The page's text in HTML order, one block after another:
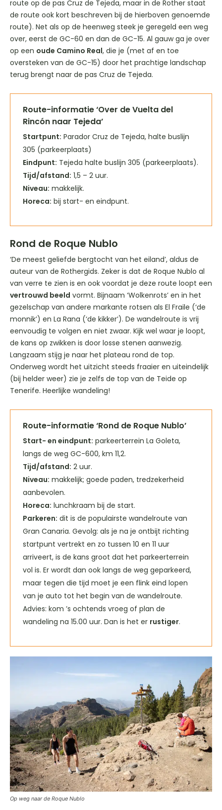
route op de pas Cruz de Tejeda, maar in de Rother staat
de route ook kort beschreven bij de hierboven genoemde
route). Net als op de heenweg steek je geregeld een weg
over, eerst de GC-60 en dan de GC-15. Al gauw ga je over
op een oude Camino Real, die je (met af en toe
oversteken van de GC-15) door het prachtige landschap
terug brengt naar de pas Cruz de Tejeda.
Route-informatie ‘Over de Vuelta del
Rincón naar Tejeda’
Startpunt: Parador Cruz de Tejeda, halte buslijn
305 (parkeerplaats)
Eindpunt: Tejeda halte buslijn 305 (parkeerplaats).
Tijd/afstand: 1,5 – 2 uur.
Niveau: makkelijk.
Horeca: bij start- en eindpunt.
Rond de Roque Nublo
‘De meest geliefde bergtocht van het eiland’, aldus de
auteur van de Rothergids. Zeker is dat de Roque Nublo al
van verre te zien is en ook voordat je deze route loopt een
vertrouwd beeld vormt. Bijnaam ‘Wolkenrots’ en in het
gezelschap van andere markante rotsen als El Fraile (‘de
monnik’) en La Rana (‘de kikker’). De wandelroute is vrij
eenvoudig te volgen en niet zwaar. Kijk wel waar je loopt,
de kans op zwikken is door losse stenen aanwezig.
Langzaam stijg je naar het plateau rond de top.
Onderweg wordt het uitzicht steeds fraaier en uiteindelijk
(bij helder weer) zie je zelfs de top van de Teide op
Tenerife. Heerlijke wandeling!
Route-informatie ‘Rond de Roque Nublo’
Start- en eindpunt: parkeerterrein La Goleta,
langs de weg GC-600, km 11,2.
Tijd/afstand: 2 uur.
Niveau: makkelijk; goede paden, tredzekerheid
aanbevolen.
Horeca: lunchkraam bij de start.
Parkeren: dit is de populairste wandelroute van
Gran Canaria. Gevolg: als je na je ontbijt richting
startpunt vertrekt en zo tussen 10 en 11 uur
arriveert, is de kans groot dat het parkeerterrein
vol is. Er wordt dan ook langs de weg geparkeerd,
maar tegen die tijd moet je een flink eind lopen
van je auto tot het begin van de wandelroute.
Advies: kom ’s ochtends vroeg of plan de
wandeling na 15.00 uur. Dan is het er rustiger.
Op weg naar de Roque Nublo